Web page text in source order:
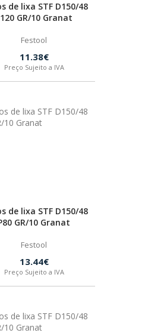
de lixa STF D150/48
GR/10 Granat
Festool
11.38€
Preço Sujeito a IVA
de lixa STF D150/48
GR/10 Granat
Festool
13.44€
Preço Sujeito a IVA